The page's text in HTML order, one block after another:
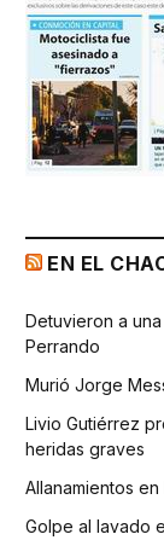
EN EL
Detuvieron a
Perrando
Murió Jorge
Livio Gutiérrez
heridas graves
Allanamientos
Golpe al lavado